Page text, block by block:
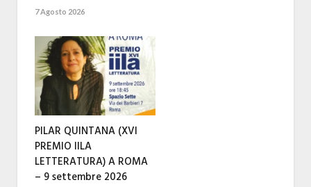
7 Agosto 2026
PILAR QUINTANA (XVI
PREMIO IILA
LETTERATURA) A ROMA
– 9 settembre 2026